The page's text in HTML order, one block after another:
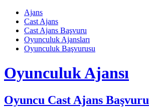
Skip
content
Ajans
Cast Ajans
Cast Ajans Başvuru
Oyunculuk Ajansları
Oyunculuk Başvurusu
Oyunculuk Ajansı
Oyuncu Cast Ajans Başvuru